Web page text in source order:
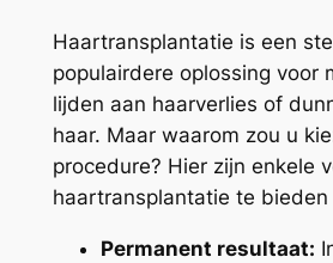
Haartransplantatie is een
populairdere oplossing voor
lijden aan haarverlies of
haar. Maar waarom zou u
procedure? Hier zijn enkele
haartransplantatie te bieden
Permanent resultaat: